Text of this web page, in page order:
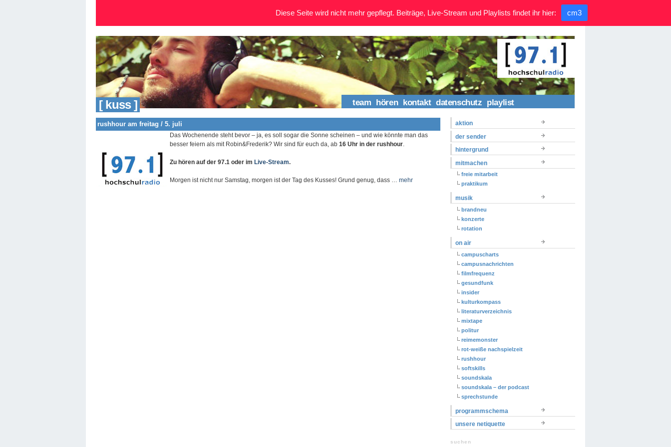
[ kuss ] team hören kontakt datenschutz playlist
rushhour am freitag / 5. juli
Das Wochenende steht bevor – ja, es soll sogar die Sonne scheinen – und wie könnte man das
besser feiern als mit Robin&Frederik? Wir sind für euch da, ab 16 Uhr in der rushhour
Zu hören auf der 97.1 oder im Live-Stream.
Morgen ist nicht nur Samstag, morgen ist der Tag des Kusses! Grund genug, dass … mehr
aktion
der sender
hintergrund
mitmachen
freie mitarbeit
praktikum
musik
brandneu
konzerte
rotation
on air
campuscharts
campusnachrichten
filmfrequenz
gesundfunk
insider
kulturkompass
literaturverzeichnis
mixtape
politur
reimemonster
rot-weiße nachspielzeit
rushhour
softskills
soundskala
soundskala – der podcast
sprechstunde
programmschema
unsere netiquette
suchen
Diese Seite wird nicht mehr gepflegt. Beiträge, Live-Stream und Playlists findet ihr hier: cm3